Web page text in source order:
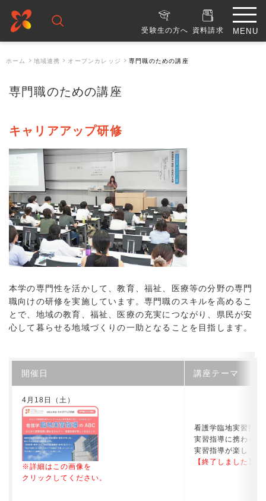
受験生の方へ 資料請求
ホーム 地域連携 オープンカレッジ 専門職のための講座
専門職のための講座
キャリアアップ研修
本学の専門性を活かして、教育、福祉、医療等の分野の専門
職向けの研修を実施しています。専門職のスキルを高めるこ
とで、地域の教育、福祉、医療の充実につながり、県民が安
心して暮らせる地域づくりの一助となることを目指します。
開催日 講座テーマ
4月18日（土）
※詳細はこの画像を
クリックしてください。
看護学臨地実習指
実習指導に携わるあ
実習指導が楽しくな
【終了しました】